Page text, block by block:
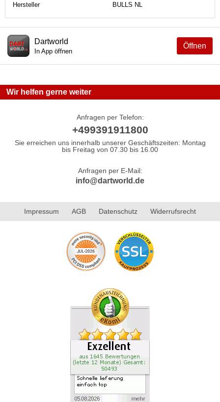
Hersteller
BULLS NL
Öffnen
Dartworld
In App öffnen
Wir helfen gerne weiter
Anfragen per Telefon:
+499391911800
Sie erreichen uns innerhalb unserer Geschäftszeiten: Montag
bis Freitag von 07.30 bis 16.00
Anfragen per E-Mail:
info@dartworld.de
Impressum AGB Datenschutz Widerrufsrecht